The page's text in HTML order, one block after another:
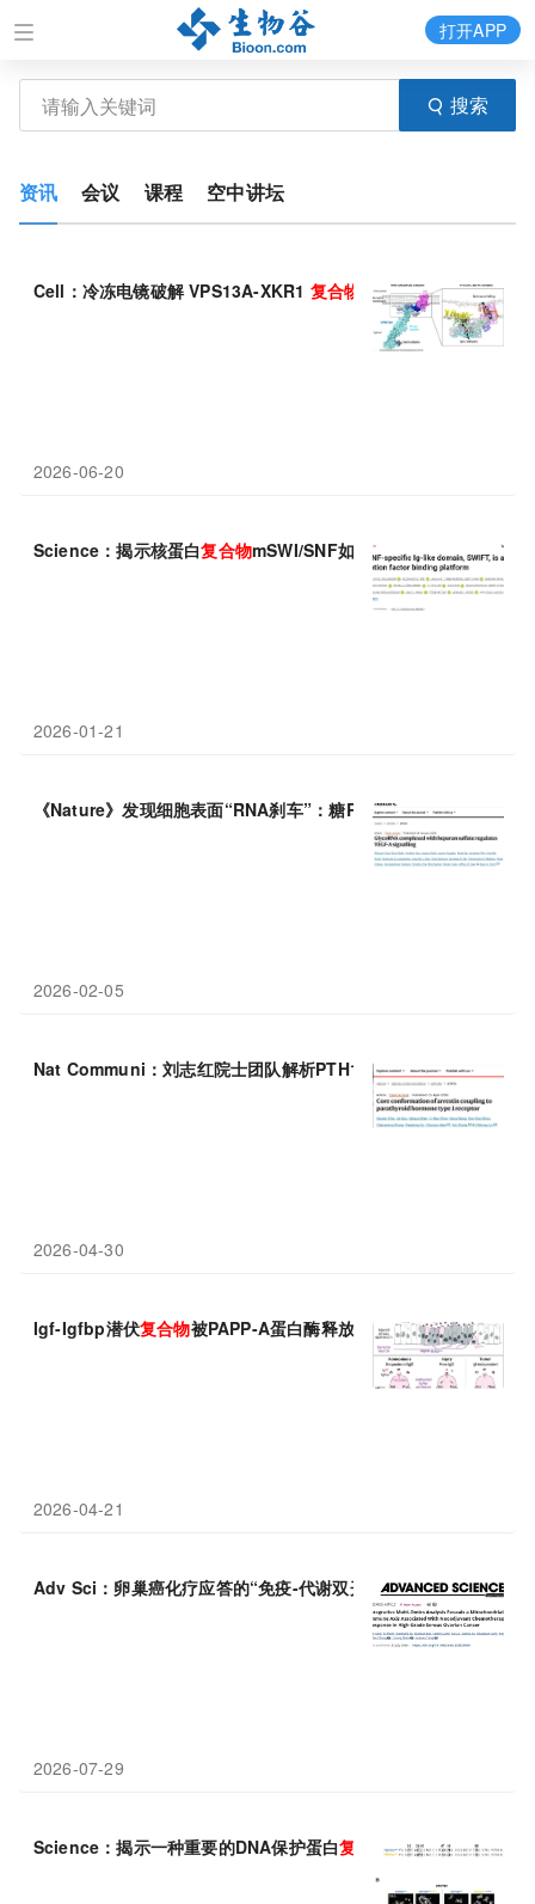
搜索
打开APP
资讯 会议 课程 空中讲坛
Cell：冷冻电镜破解 VPS13A-XKR1 复合物 结构，脂质“抄近道”
2026-06-20
Science：揭示核蛋白复合物mSWI/SNF如何控制癌症及其他疾病
2026-01-21
《Nature》发现细胞表面“RNA刹车”：糖RNA-硫酸乙酰肝素
2026-02-05
Nat Communi：刘志红院士团队解析PTH1R–β-arrestin复合物
2026-04-30
Igf-Igfbp潜伏复合物被PAPP-A蛋白酶释放，启动Rb失活与修复
2026-04-21
Adv Sci：卵巢癌化疗应答的“免疫-代谢双开关”，复旦大学杨慧娟
2026-07-29
Science：揭示一种重要的DNA保护蛋白复合物如何在不损害其基